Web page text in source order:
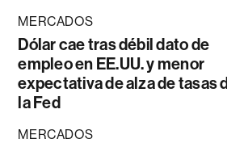
MERCADOS
Dólar cae tras débil dato de
empleo en EE.UU. y menor
expectativa de alza de tasas
la Fed
MERCADOS